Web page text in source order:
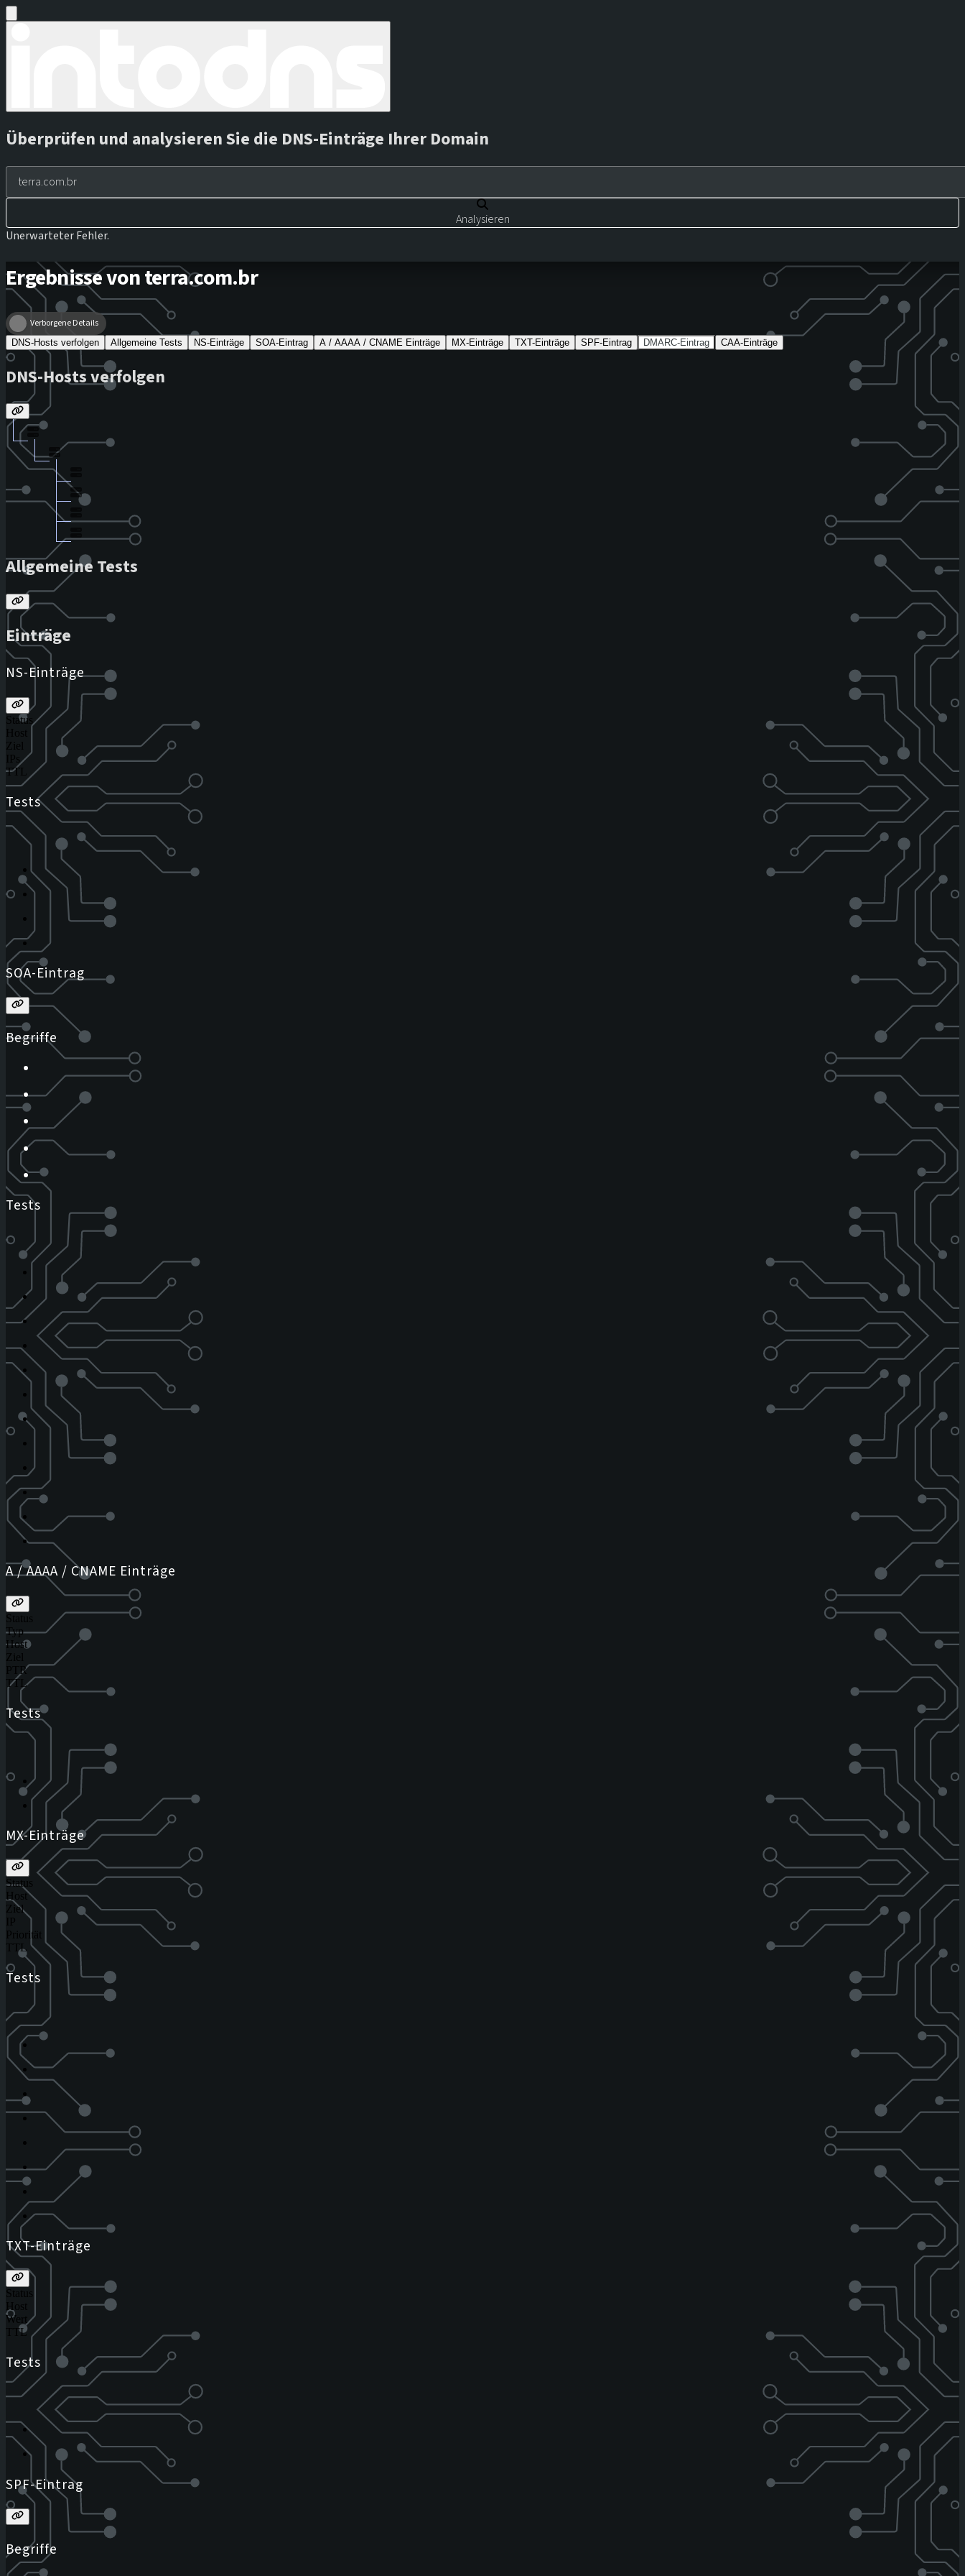
Überprüfen und analysieren Sie die DNS-Einträge Ihrer Domain
Analysieren
Unerwarteter Fehler.
Ergebnisse von terra.com.br
Verborgene Details
DNS-Hosts verfolgen Allgemeine Tests NS-Einträge SOA-Eintrag A / AAAA / CNAME Einträge MX-Einträge TXT-Einträge SPF-Eintrag DMARC-Eintrag CAA-Einträge
DNS-Hosts verfolgen
Allgemeine Tests
Einträge
NS-Einträge
Status
Host
Ziel
IPs
TTL
Tests
SOA-Eintrag
Begriffe
Tests
A / AAAA / CNAME Einträge
Status
Typ
Host
Ziel
PTR
TTL
Tests
MX-Einträge
Status
Host
Ziel
IP
Priorität
TTL
Tests
TXT-Einträge
Status
Host
Wert
TTL
Tests
SPF-Eintrag
Begriffe